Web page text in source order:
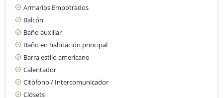
Armarios Empotrados
Balcón
Baño auxiliar
Baño en habitación principal
Barra estilo americano
Calentador
Citófono / Intercomunicador
Clósets